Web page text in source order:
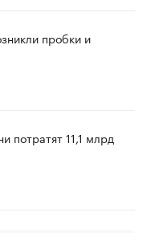
пробки и
потратят 11,1 млрд